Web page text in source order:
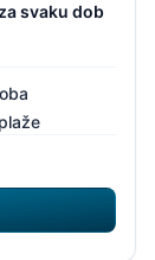
svaku dob